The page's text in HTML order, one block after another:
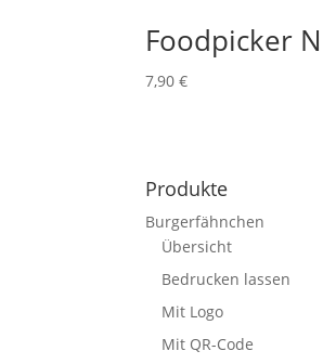
Foodpicker
7,90€
Produkte
Burgerfähnchen
Übersicht
Bedrucken lassen
Mit Logo
Mit QR-Code